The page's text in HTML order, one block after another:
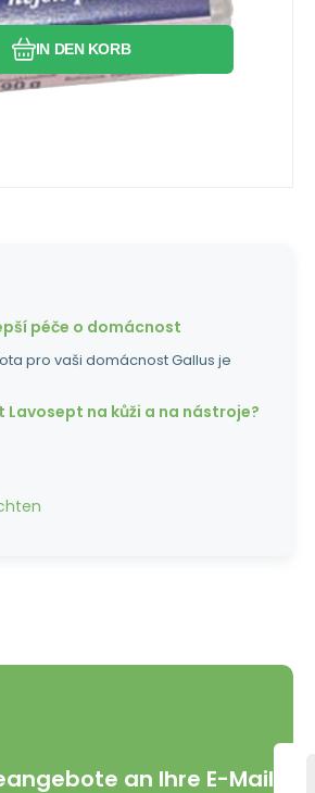
IN DEN KORB
péče o domácnost
pro vaši domácnost Gallus je
Lavosept na kůži a na nástroje?
an Ihre E-Mail